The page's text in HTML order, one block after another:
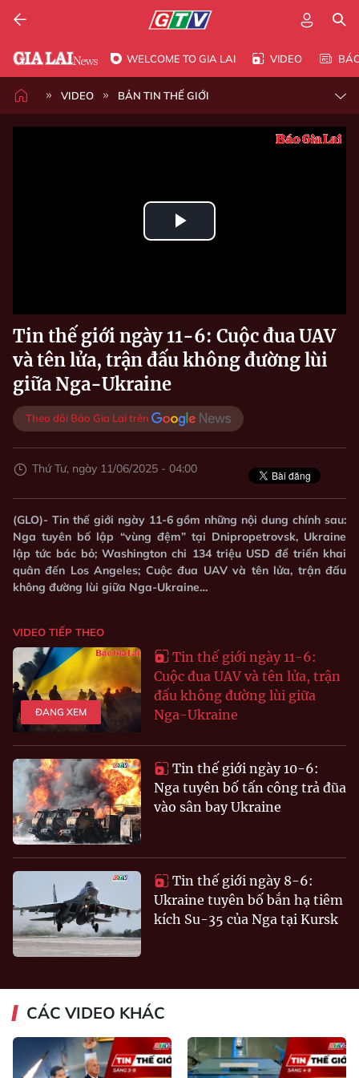
WELCOME TO GIA LAI VIDEO
VIDEO BẢN TIN THẾ GIỚI
Play
Tin thế giới ngày 11-6: Cuộc đua UAV
và tên lửa, trận đấu không đường lùi
giữa Nga-Ukraine
Theo dõi Báo Gia Lai trên
Thứ Tư, ngày 11/06/2025 - 04:00
(GLO)- Tin thế giới ngày 11-6 gồm những nội dung chính sau:
Nga tuyên bố lập “vùng đệm” tại Dnipropetrovsk, Ukraine
lập tức bác bỏ; Washington chi 134 triệu USD để triển khai
quân đến Los Angeles; Cuộc đua UAV và tên lửa, trận đấu
không đường lùi giữa Nga-Ukraine…
VIDEO TIẾP THEO
ĐANG XEM
Tin thế giới ngày 11-6:
Cuộc đua UAV và tên lửa, trận
đấu không đường lùi giữa
Nga-Ukraine
Tin thế giới ngày 10-6:
Nga tuyên bố tấn công trả đũa
vào sân bay Ukraine
Tin thế giới ngày 8-6:
Ukraine tuyên bố bắn hạ tiêm
kích Su-35 của Nga tại Kursk
CÁC VIDEO KHÁC